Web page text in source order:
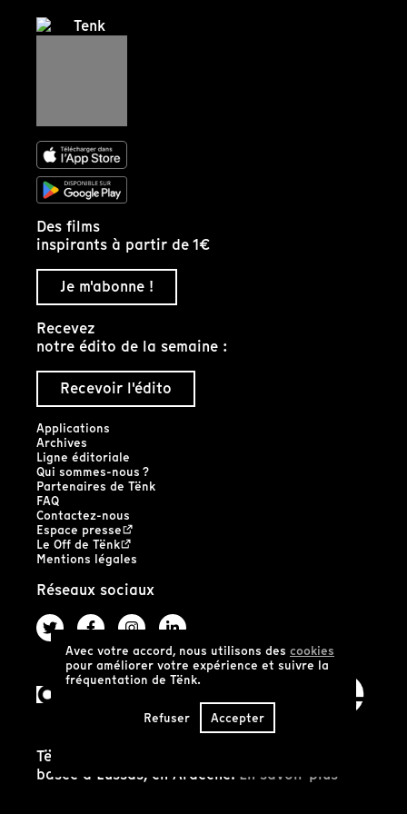
Avec votre accord, nous utilisons des cookies
pour améliorer votre expérience et suivre la
fréquentation de Tënk.
Refuser Accepter
Des films
inspirants à partir de 1€
Je m'abonne !
Recevez
notre édito de la semaine :
Recevoir l'édito
Applications
Archives
Ligne éditoriale
Qui sommes-nous ?
Partenaires de Tënk
FAQ
Contactez-nous
Espace presse
Le Off de Tënk
Mentions légales
Réseaux sociaux
Tënk est édité par la coopérative SCIC Tënk
basée à Lussas, en Ardèche. En savoir plus